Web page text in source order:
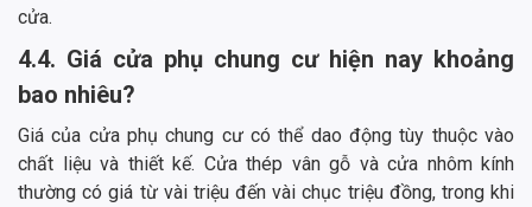
cửa.
4.4. Giá cửa phụ chung cư hiện nay khoảng
bao nhiêu?
Giá của cửa phụ chung cư có thể dao động tùy thuộc vào
chất liệu và thiết kế. Cửa thép vân gỗ và cửa nhôm kính
thường có giá từ vài triệu đến vài chục triệu đồng, trong khi